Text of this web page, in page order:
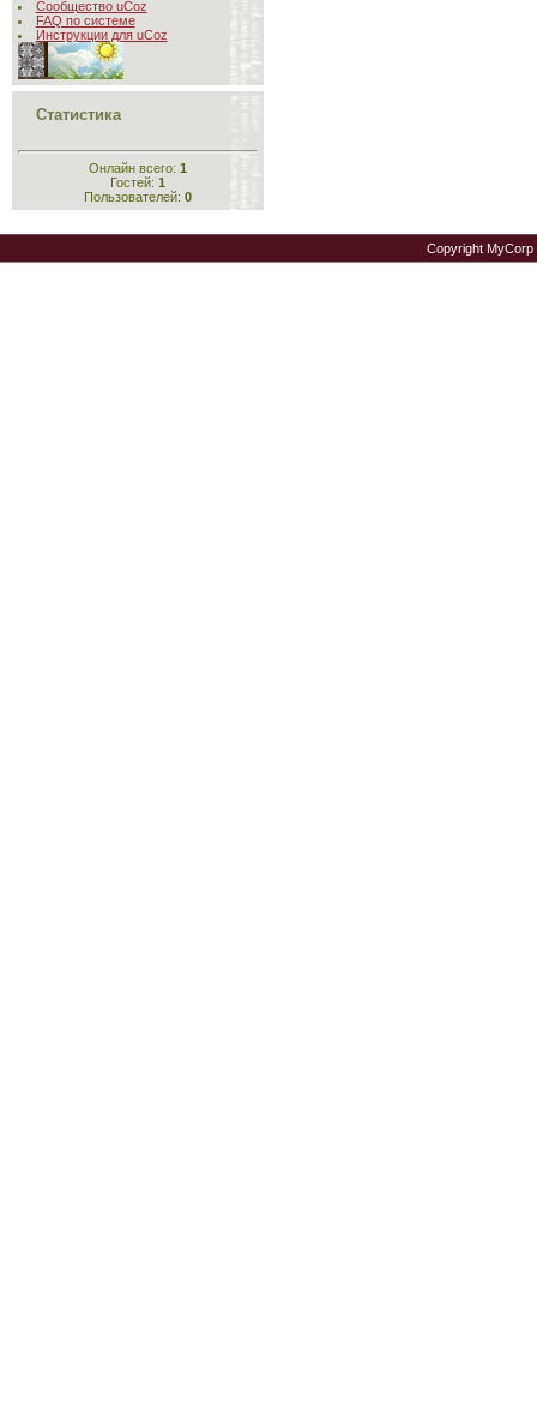
Сообщество uCoz
FAQ по системе
Инструкции для uCoz
Статистика
Онлайн всего: 1
Гостей: 1
Пользователей: 0
Copyright MyCorp